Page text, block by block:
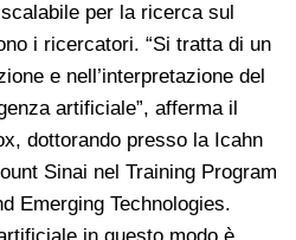
per la ricerca sul
i ricercatori. “Si tratta di un
e nell’interpretazione del
artificiale”, afferma il
dottorando presso la Icahn
Sinai nel Training Program
Emerging Technologies.